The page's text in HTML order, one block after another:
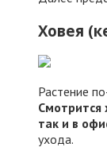
Ховея
Растение
Смотрится
так и в
ухода.